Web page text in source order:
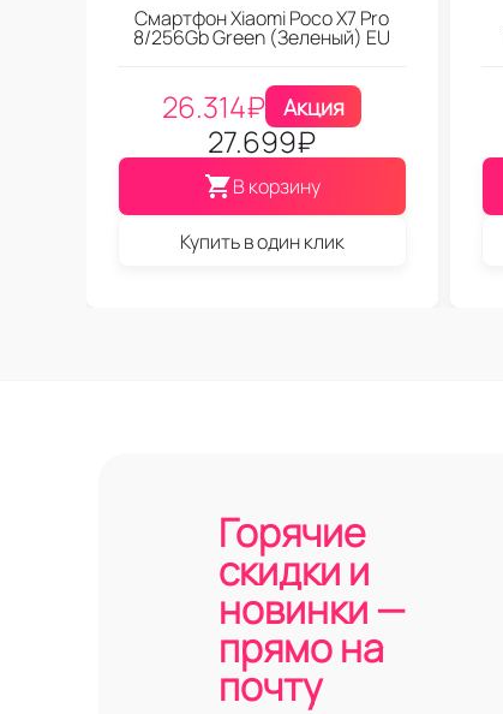
Смартфон Xiaomi Poco X7 Pro
8/256Gb Green (Зеленый) EU
26.314₽ Акция
27.699₽
В корзину
Купить в один клик
Горячие
скидки и
новинки —
прямо на
почту